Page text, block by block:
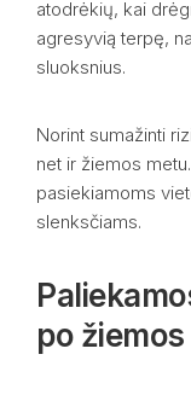
atodrėkių, kai
agresyvią terpę,
sluoksnius.
Norint sumažinti
net ir žiemos
pasiekiamoms
slenksčiams.
po žiemos